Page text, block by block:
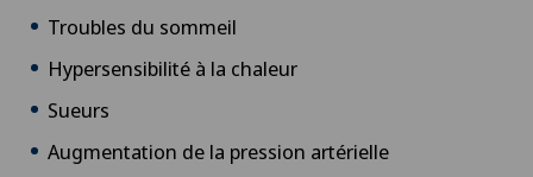
Troubles du sommeil
Hypersensibilité à la chaleur
Sueurs
Augmentation de la pression artérielle